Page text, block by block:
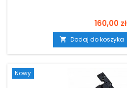
Cena
160,00 zł
 Dodaj do koszyka
Nowy